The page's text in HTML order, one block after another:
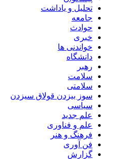
تحلیل و یاداشت
جامعه
حوادث
خبری
خواندنی ها
دانشگاه
رهبر
سلامت
سلامتی
سوز بیزدن قولاق سیزدن
سیاسی
علم جدید
علم و فناوری
فرهنگ و هنر
فن آوری
گزارش